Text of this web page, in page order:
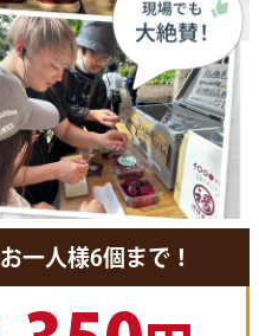
一人様6個まで！